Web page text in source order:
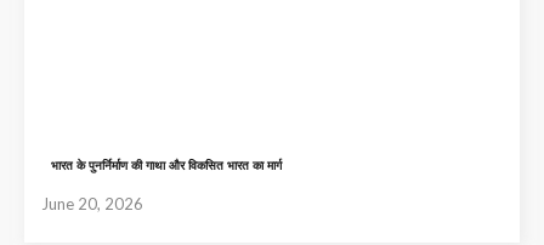
भारत के पुनर्निर्माण की गाथा और विकसित भारत का मार्ग
June 20, 2026